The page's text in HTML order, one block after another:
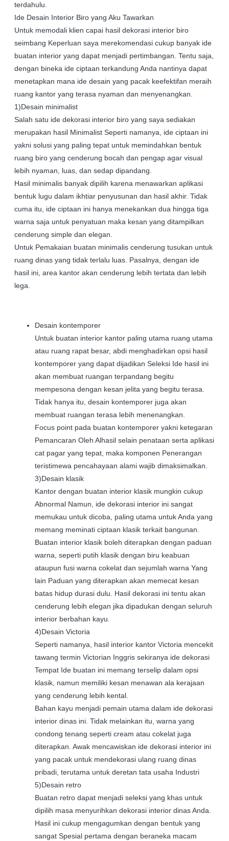
terdahulu.
Ide Desain Interior Biro yang Aku Tawarkan
Untuk memodali klien capai hasil dekorasi interior biro
seimbang Keperluan saya merekomendasi cukup banyak ide
buatan interior yang dapat menjadi pertimbangan. Tentu saja,
dengan bineka ide ciptaan terkandung Anda nantinya dapat
menetapkan mana ide desain yang pacak keefektifan meraih
ruang kantor yang terasa nyaman dan menyenangkan.
1)Desain minimalist
Salah satu ide dekorasi interior biro yang saya sediakan
merupakan hasil Minimalist Seperti namanya, ide ciptaan ini
yakni solusi yang paling tepat untuk memindahkan bentuk
ruang biro yang cenderung bocah dan pengap agar visual
lebih nyaman, luas, dan sedap dipandang.
Hasil minimalis banyak dipilih karena menawarkan aplikasi
bentuk lugu dalam ikhtiar penyusunan dan hasil akhir. Tidak
cuma itu, ide ciptaan ini hanya menekankan dua hingga tiga
warna saja untuk penyatuan maka kesan yang ditampilkan
cenderung simple dan elegan.
Untuk Pemakaian buatan minimalis cenderung tusukan untuk
ruang dinas yang tidak terlalu luas. Pasalnya, dengan ide
hasil ini, area kantor akan cenderung lebih tertata dan lebih
lega.
Desain kontemporer
Untuk buatan interior kantor paling utama ruang utama
atau ruang rapat besar, abdi menghadirkan opsi hasil
kontemporer yang dapat dijadikan Seleksi Ide hasil ini
akan membuat ruangan terpandang begitu
mempesona dengan kesan jelita yang begitu terasa.
Tidak hanya itu, desain kontemporer juga akan
membuat ruangan terasa lebih menenangkan.
Focus point pada buatan kontemporer yakni ketegaran
Pemancaran Oleh Alhasil selain penataan serta aplikasi
cat pagar yang tepat, maka komponen Penerangan
teristimewa pencahayaan alami wajib dimaksimalkan.
3)Desain klasik
Kantor dengan buatan interior klasik mungkin cukup
Abnormal Namun, ide dekorasi interior ini sangat
memukau untuk dicoba, paling utama untuk Anda yang
memang meminati ciptaan klasik terkait bangunan.
Buatan interior klasik boleh diterapkan dengan paduan
warna, seperti putih klasik dengan biru keabuan
ataupun fusi warna cokelat dan sejumlah warna Yang
lain Paduan yang diterapkan akan memecat kesan
batas hidup durasi dulu. Hasil dekorasi ini tentu akan
cenderung lebih elegan jika dipadukan dengan seluruh
interior berbahan kayu.
4)Desain Victoria
Seperti namanya, hasil interior kantor Victoria mencekit
tawang termin Victorian Inggris sekiranya ide dekorasi
Tempat Ide buatan ini memang terselip dalam opsi
klasik, namun memiliki kesan menawan ala kerajaan
yang cenderung lebih kental.
Bahan kayu menjadi pemain utama dalam ide dekorasi
interior dinas ini. Tidak melainkan itu, warna yang
condong tenang seperti cream atau cokelat juga
diterapkan. Awak mencawiskan ide dekorasi interior ini
yang pacak untuk mendekorasi ulang ruang dinas
pribadi, terutama untuk deretan tata usaha Industri
5)Desain retro
Buatan retro dapat menjadi seleksi yang khas untuk
dipilih masa menyurihkan dekorasi interior dinas Anda.
Hasil ini cukup mengagumkan dengan bentuk yang
sangat Spesial pertama dengan beraneka macam